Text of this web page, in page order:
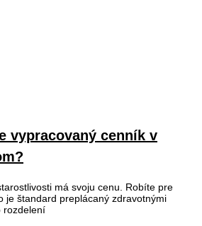
vypracovaný cenník v
má svoju cenu. Robíte pre
je štandard preplácaný zdravotnými
rozdelení